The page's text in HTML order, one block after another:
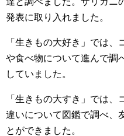
発表に取り入れました。
「生きもの大好き」では
や食べ物について進んで調
していました。
「生きもの大すき」では
違いについて図鑑で調べ、
とができました。